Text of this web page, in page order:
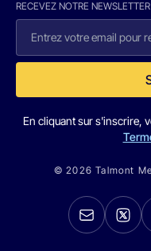
RECEVEZ NOTRE NEWSLETTER
En cliquant sur s'inscrire,
© 2026 Talmont